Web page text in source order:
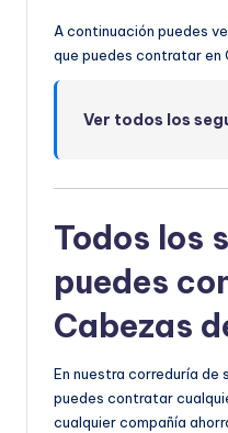
A continuación puedes
que puedes contratar en
Ver todos los
Todos los
puedes
Cabezas
En nuestra correduría de
puedes contratar
cualquier compañía